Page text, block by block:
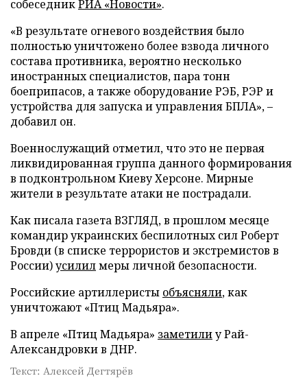
собеседникРИА «Новости».
«В результате огневого воздействия было
полностью уничтожено более взвода личного
состава противника, вероятно несколько
иностранных специалистов, пара тонн
боеприпасов, а также оборудование РЭБ, РЭР и
устройства для запуска и управления БПЛА», –
добавил он.
Военнослужащий отметил, что это не первая
ликвидированная группа данного формирования
в подконтрольном Киеву Херсоне. Мирные
жители в результате атаки не пострадали.
Как писала газета ВЗГЛЯД, в прошлом месяце
командир украинских беспилотных сил Роберт
Бровди (в списке террористов и экстремистов в
России)усилилмеры личной безопасности.
Российские артиллеристы объясняли, как
уничтожают «Птиц Мадьяра».
В апреле «Птиц Мадьяра» заметилиу Рай-
Александровки в ДНР.
Текст: Алексей Дегтярёв